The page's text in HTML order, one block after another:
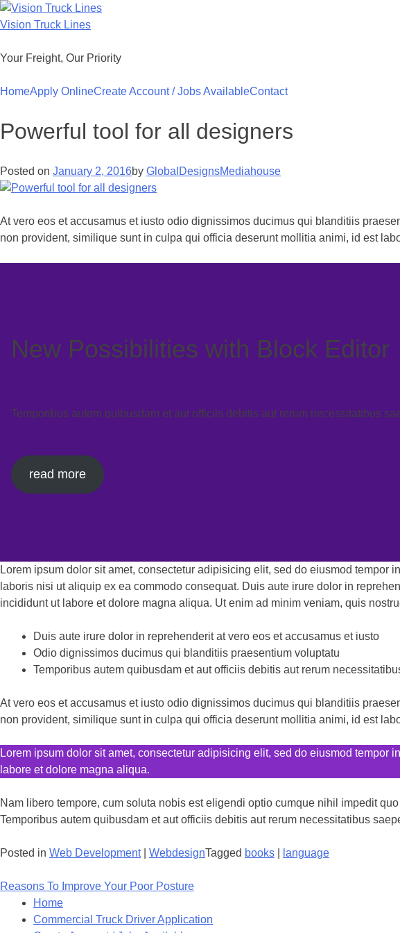
Skip
to
Vision Truck Lines
Your Freight, Our Priority
HomeApply OnlineCreate Account / Jobs AvailableContact
Powerful tool for all designers
Posted on January 2, 2016by GlobalDesignsMediahouse
At vero eos et accusamus et iusto odio dignissimos ducimus qui blanditiis
non provident, similique sunt in culpa qui officia deserunt mollitia animi, id est
New Possibilities with Block Editor
Temporibus autem quibusdam et aut officiis debitis aut rerum necessitatibus
read more
Lorem ipsum dolor sit amet, consectetur adipisicing elit, sed do eiusmod
laboris nisi ut aliquip ex ea commodo consequat. Duis aute irure dolor in
incididunt ut labore et dolore magna aliqua. Ut enim ad minim veniam, quis
Duis aute irure dolor in reprehenderit at vero eos et accusamus et iusto
Odio dignissimos ducimus qui blanditiis praesentium voluptatu
Temporibus autem quibusdam et aut officiis debitis aut rerum
At vero eos et accusamus et iusto odio dignissimos ducimus qui blanditiis
non provident, similique sunt in culpa qui officia deserunt mollitia animi, id est
Lorem ipsum dolor sit amet, consectetur adipisicing elit, sed do eiusmod tempor
labore et dolore magna aliqua.
Nam libero tempore, cum soluta nobis est eligendi optio cumque nihil impedit
Temporibus autem quibusdam et aut officiis debitis aut rerum necessitatibus
Posted in Web Development| WebdesignTagged books language
Post
navigation
Reasons To Improve Your Poor Posture
Home
Commercial Truck Driver Application